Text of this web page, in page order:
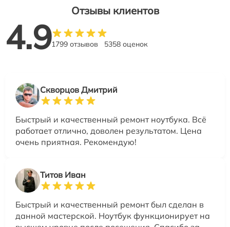
Отзывы клиентов
4.91799 отзывов 5358 оценок
Скворцов Дмитрий
Быстрый и качественный ремонт ноутбука. Всё
работает отлично, доволен результатом. Цена
очень приятная. Рекомендую!
Титов Иван
Быстрый и качественный ремонт был сделан в
данной мастерской. Ноутбук функционирует на